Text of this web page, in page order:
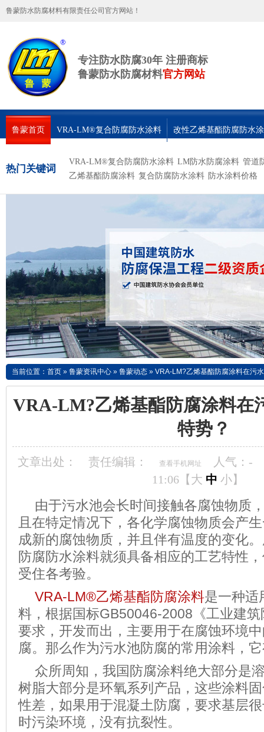
鲁蒙防水防腐材料有限责任公司官方网站！
专注防水防腐30年 注册商标
鲁蒙防水防腐材料官方网站
鲁蒙首页 VRA-LM®复合防腐防水涂料 改性乙烯基酯防腐防水
热门关键词
VRA-LM®复合防腐防水涂料 LM防水防腐涂料 管道
乙烯基酯防腐涂料 复合防腐防水涂料 防水涂料价格
当前位置： 首页 » 鲁蒙资讯中心 » 鲁蒙动态 » VRA-LM?乙烯基酯防腐涂料在污
VRA-LM?乙烯基酯防腐涂料在
特势？
文章出处： 责任编辑： 查看手机网址 人气： -
11:06【 大 中 小】
由于污水池会长时间接触各腐蚀物质
且在特定情况下，各化学腐蚀物质会产
成新的腐蚀物质，并且伴有温度的变化
防腐防水涂料就须具备相应的工艺特性
受住各考验。
VRA-LM®乙烯基酯防腐涂料是一种适
料，根据国标GB50046-2008《工业建
要求，开发而出，主要用于在腐蚀环境
腐。那么作为污水池防腐的常用涂料，
众所周知，我国防腐涂料绝大部分是
树脂大部分是环氧系列产品，这些涂料
性差，如果用于混凝土防腐，要求基层
时污染环境，没有抗裂性。